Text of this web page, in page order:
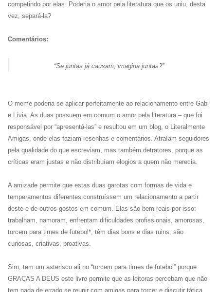
competindo por elas. Poderia o amor pela literatura que os uniu, desta
vez, separá-la?
Comentários:
“Se juntas já causam, imagina juntas?”
O meme poderia se aplicar perfeitamente ao relacionamento entre Gabi
e Lívia. As duas possuem em comum o amor pela literatura – que foi
responsável por “apresentá-las” e resultou em um blog, o Literalmente
Amigas, onde elas faziam resenhas e comentários. Atraíam seguidores
pela qualidade do que escreviam, mas também detratores, porque as
críticas eram justas e não distribuíam elogios a quem não merecia.
A amizade permite que estas duas garotas com formas de vida e
temperamentos diferentes construíssem um relacionamento a partir
deste e de outros gostos em comum. Elas são bem reais por isso:
trabalham, namoram, enfrentam dificuldades profissionais, amorosas,
torcem para times de futebol*, têm dias bons e dias ruins, são
curiosas, criativas, proativas.
Sim, tem um asterisco ali no “torcem para times de futebol” porque
GRAÇAS A DEUS este livro permite que as leitoras percebam que não
tem nada de errado se reunir com amigas para torcer e discutir tática.